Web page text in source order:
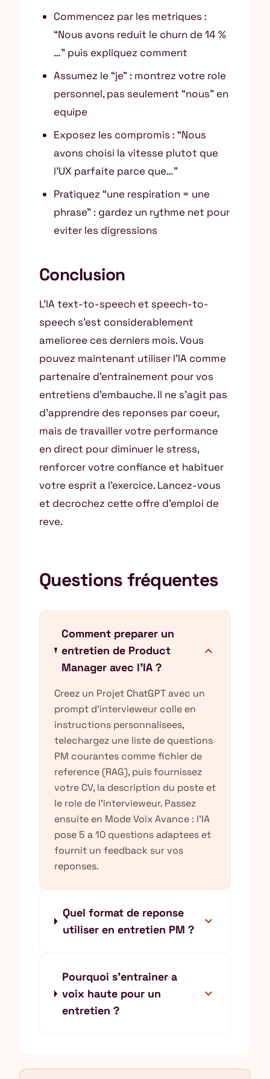
Commencez par les metriques :
“Nous avons reduit le churn de 14 %
…” puis expliquez comment
Assumez le “je” : montrez votre role
personnel, pas seulement “nous” en
equipe
Exposez les compromis : “Nous
avons choisi la vitesse plutot que
l’UX parfaite parce que…”
Pratiquez “une respiration = une
phrase” : gardez un rythme net pour
eviter les digressions
Conclusion
L’IA text-to-speech et speech-to-
speech s’est considerablement
amelioree ces derniers mois. Vous
pouvez maintenant utiliser l’IA comme
partenaire d’entrainement pour vos
entretiens d’embauche. Il ne s’agit pas
d’apprendre des reponses par coeur,
mais de travailler votre performance
en direct pour diminuer le stress,
renforcer votre confiance et habituer
votre esprit a l’exercice. Lancez-vous
et decrochez cette offre d’emploi de
reve.
Questions fréquentes
Comment preparer un
entretien de Product
Manager avec l'IA ?
expand_more
Creez un Projet ChatGPT avec un
prompt d'intervieweur colle en
instructions personnalisees,
telechargez une liste de questions
PM courantes comme fichier de
reference (RAG), puis fournissez
votre CV, la description du poste et
le role de l'intervieweur. Passez
ensuite en Mode Voix Avance : l'IA
pose 5 a 10 questions adaptees et
fournit un feedback sur vos
reponses.
Quel format de reponse
utiliser en entretien PM ?
expand_more
Pourquoi s'entrainer a
voix haute pour un
entretien ?
expand_more